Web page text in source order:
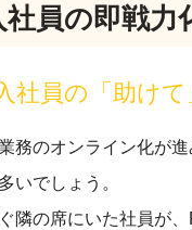
業務から解放。
社員の即戦力
社員の「助け
務のオンライン化が
いでしょう。
隣の席にいた社員が